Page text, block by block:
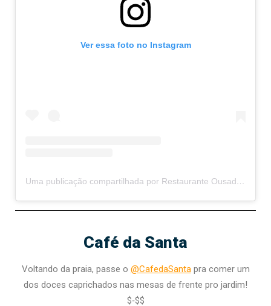
Ver essa foto no Instagram
Uma publicação compartilhada por Restaurante Ousado Café Bar (@ousadocafebar)
Café da Santa
Voltando da praia, passe o @CafedaSantapra comer um
dos doces caprichados nas mesas de frente pro jardim!
$‑$$